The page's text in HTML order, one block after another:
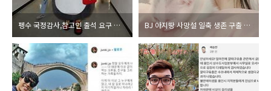
펭수 국정감사,참고인 출석 요구 국민의 힘 황보승희 누구? 6개월 100억 수익 처우 점검 BJ 아지땅 사망설 일축 생존 구출 감사 나이방송 중단 과거 스폰서 제안 폭로 논란 총정리